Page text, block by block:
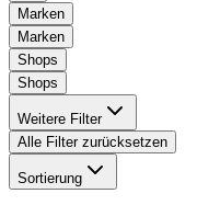
Marken
Marken
Shops
Shops
Weitere Filter
Alle Filter zurücksetzen
Sortierung